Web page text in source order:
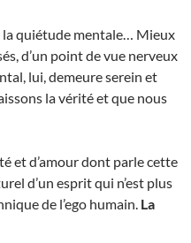
la quiétude mentale… Mieux
d’un point de vue nerveux
lui, demeure serein et
la vérité et que nous
et d’amour dont parle cette
d’un esprit qui n’est plus
de l’ego humain. La